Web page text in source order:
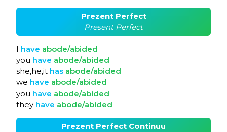
Prezent Perfect
Present Perfect
I have abode/abided
you have abode/abided
she,he,it has abode/abided
we have abode/abided
you have abode/abided
they have abode/abided
Prezent Perfect Continuu